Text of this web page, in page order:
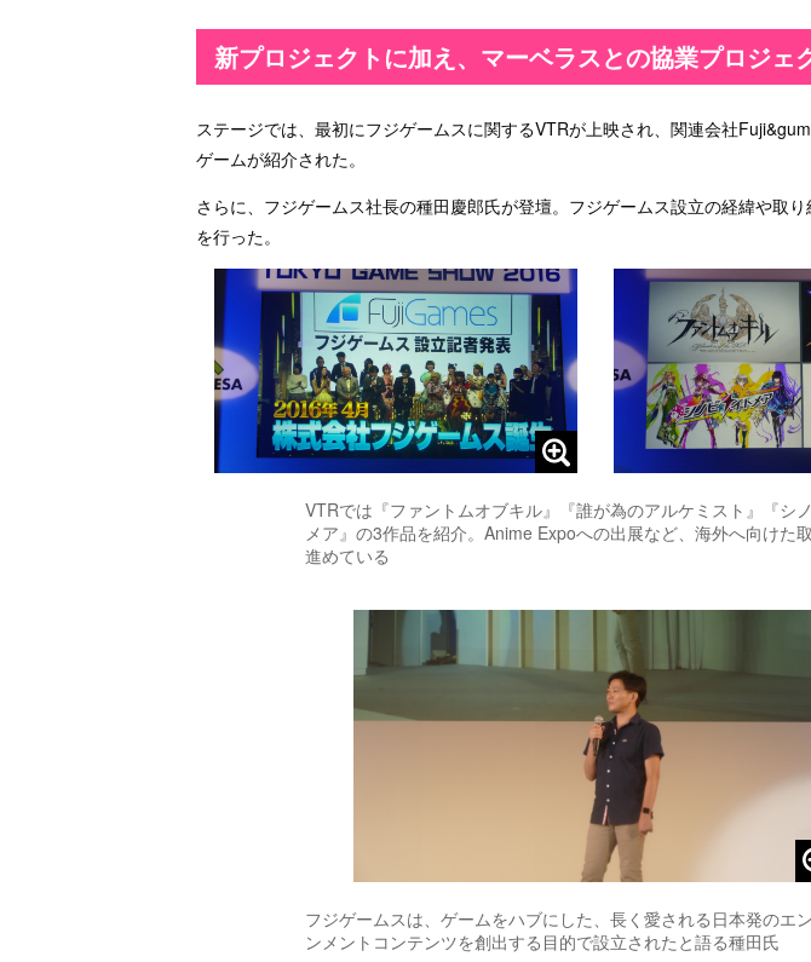
新プロジェクトに加え、マーベラスとの協業プロジェ
ステージでは、最初にフジゲームスに関するVTRが上映され、関連会社
ゲームが紹介された。
さらに、フジゲームス社長の種田慶郎氏が登壇。フジゲームス設立の経緯や取
を行った。
VTRでは『ファントムオブキル』『誰が為のアルケミスト』『シ
メア』の3作品を紹介。Anime Expoへの出展など、海外へ向けた
進めている
フジゲームスは、ゲームをハブにした、長く愛される日本発のエ
ンメントコンテンツを創出する目的で設立されたと語る種田氏